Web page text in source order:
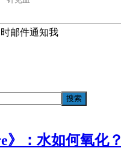
邮件通知我
》：水如何氧化？